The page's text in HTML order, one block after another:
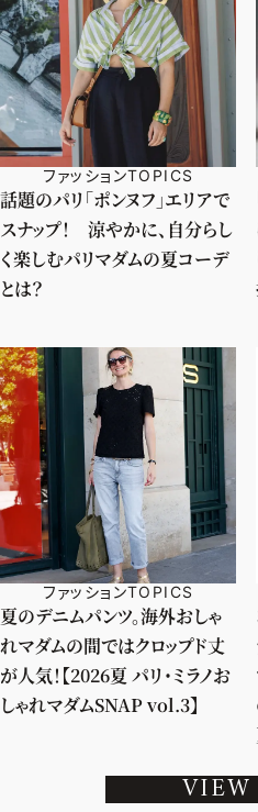
ファッションTOPICS
話題のパリ「ポンヌフ」エリアで
スナップ！ 涼やかに、自分らし
く楽しむパリマダムの夏コーデ
とは？
ファッションTOPICS
夏のデニムパンツ。海外おしゃ
れマダムの間ではクロップド丈
が人気！【2026夏 パリ・ミラノお
しゃれマダムSNAP vol.3】